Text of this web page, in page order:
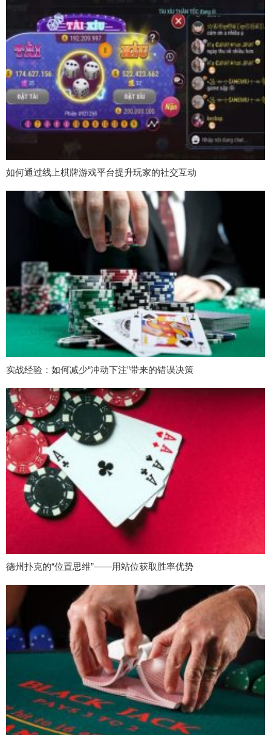
如何通过线上棋牌游戏平台提升玩家的社交互动
实战经验：如何减少“冲动下注”带来的错误决策
德州扑克的“位置思维”——用站位获取胜率优势